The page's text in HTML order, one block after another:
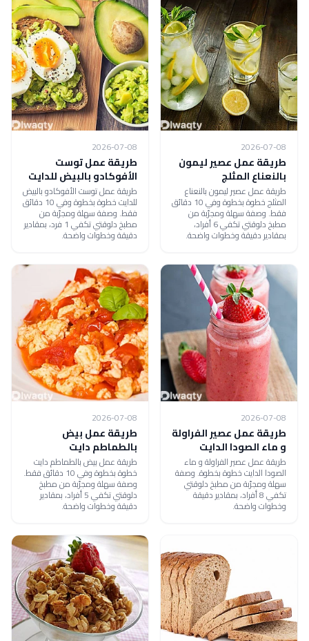
2026-07-08
طريقة عمل عصير ليمون
بالنعناع المثلج
طريقة عمل عصير ليمون بالنعناع
المثلج خطوة بخطوة وفي 10 دقائق
فقط. وصفة سهلة ومجرّبة من
مطبخ دلوقتي تكفي 6 أفراد،
بمقادير دقيقة وخطوات واضحة.
2026-07-08
طريقة عمل توست
الأفوكادو بالبيض للدايت
طريقة عمل توست الأفوكادو بالبيض
للدايت خطوة بخطوة وفي 10 دقائق
فقط. وصفة سهلة ومجرّبة من
مطبخ دلوقتي تكفي 1 فرد، بمقادير
دقيقة وخطوات واضحة.
2026-07-08
طريقة عمل عصير الفراولة
و ماء الصودا الدايت
طريقة عمل عصير الفراولة و ماء
الصودا الدايت خطوة بخطوة. وصفة
سهلة ومجرّبة من مطبخ دلوقتي
تكفي 8 أفراد، بمقادير دقيقة
وخطوات واضحة.
2026-07-08
طريقة عمل بيض
بالطماطم دايت
طريقة عمل بيض بالطماطم دايت
خطوة بخطوة وفي 10 دقائق فقط.
وصفة سهلة ومجرّبة من مطبخ
دلوقتي تكفي 5 أفراد، بمقادير
دقيقة وخطوات واضحة.